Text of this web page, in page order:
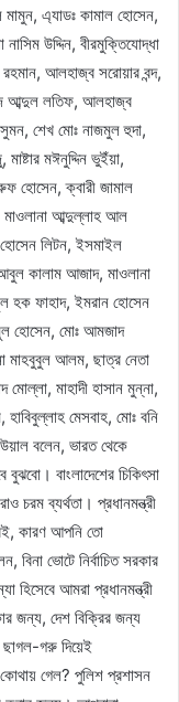
এ্যাডঃ কামাল হোসেন,
উদ্দিন, বীরমুক্তিযোদ্ধা
আলহাজ্ব সরোয়ার বন্দ,
আব্দুল লতিফ, আলহাজ্ব
শেখ মোঃ নাজমুল হুদা,
মঈনুদ্দিন ভুইঁয়া,
হোসেন, ক্বারী জামাল
আব্দুল্লাহ আল
লিটন, ইসমাইল
কালাম আজাদ, মাওলানা
হক ফাহাদ, ইমরান হোসেন
হোসেন, মোঃ আমজাদ
মাহবুবুল আলম, ছাত্র নেতা
মাহাদী হাসান মুন্না,
মেসবাহ, মোঃ বনি
বলেন, ভারত থেকে
বাংলাদেশের চিকিৎসা
চরম ব্যর্থতা। প্রধানমন্ত্রী
কারণ আপনি তো
বিনা ভোটে নির্বাচিত সরকার
হিসেবে আমরা প্রধানমন্ত্রী
জন্য, দেশ বিক্রির জন্য
গরু দিয়েই
কোথায় গেল? পুলিশ প্রশাসন